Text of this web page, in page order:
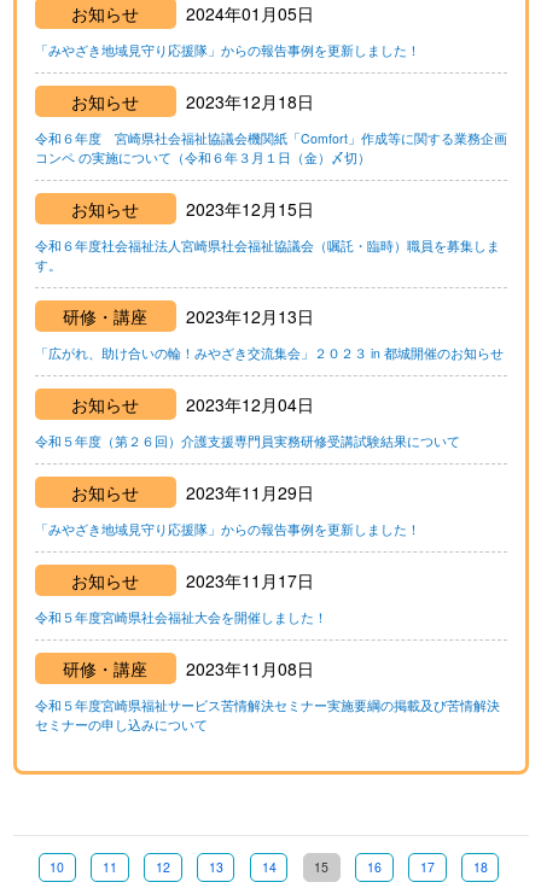
お知らせ 2024年01月05日
「みやざき地域見守り応援隊」からの報告事例を更新しました！
お知らせ 2023年12月18日
令和６年度 宮崎県社会福祉協議会機関紙「Comfort」作成等に関する業務企画
コンペ の実施について（令和６年３月１日（金）〆切）
お知らせ 2023年12月15日
令和６年度社会福祉法人宮崎県社会福祉協議会（嘱託・臨時）職員を募集しま
す。
研修・講座 2023年12月13日
「広がれ、助け合いの輪！みやざき交流集会」２０２３ in 都城開催のお知らせ
お知らせ 2023年12月04日
令和５年度（第２６回）介護支援専門員実務研修受講試験結果について
お知らせ 2023年11月29日
「みやざき地域見守り応援隊」からの報告事例を更新しました！
お知らせ 2023年11月17日
令和５年度宮崎県社会福祉大会を開催しました！
研修・講座 2023年11月08日
令和５年度宮崎県福祉サービス苦情解決セミナー実施要綱の掲載及び苦情解決
セミナーの申し込みについて
10 11 12 13 14 15 16 17 18